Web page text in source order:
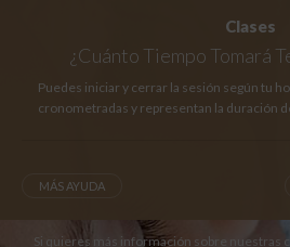
Clases
¿Cuánto Tiempo Tomará
Puedes iniciar y cerrar la sesión según tu
cronometradas y representan la duración
MÁS AYUDA
Si quieres más información sobre nuestras